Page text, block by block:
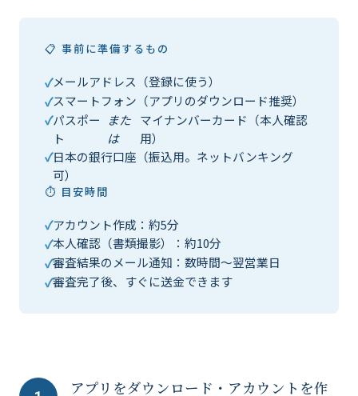
📋 事前に準備するもの
メールアドレス（登録に使う）
スマートフォン（アプリのダウンロード推奨）
パスポー
ト
また
は
マイナンバーカード（本人確認
用）
日本の銀行口座（振込用。ネットバンキング
可）
⏱ 目安時間
アカウント作成：約5分
本人確認（書類撮影）：約10分
審査結果のメール通知：数時間〜翌営業日
審査完了後、すぐに送金できます
アプリをダウンロード・アカウントを作